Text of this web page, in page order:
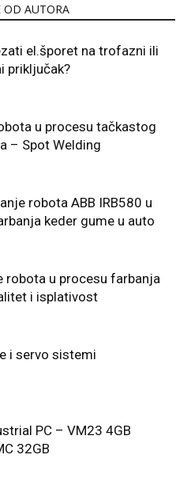
OD AUTORA
el.šporet na trofazni ili
priključak?
u procesu tačkastog
– Spot Welding
robota ABB IRB580 u
keder gume u auto
robota u procesu farbanja
i isplativost
i servo sistemi
PC – VM23 4GB
32GB